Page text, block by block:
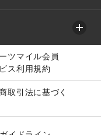
ツマイル会員
ス利用規約
取引法に基づく